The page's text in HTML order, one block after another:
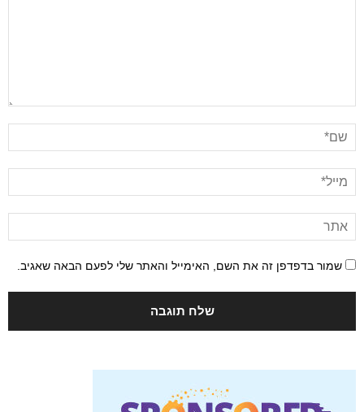
שמור בדפדפן זה את השם, האימייל והאתר שלי לפעם הבאה שאגיב.